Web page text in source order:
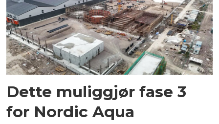
Dette muliggjør fase 3
for Nordic Aqua